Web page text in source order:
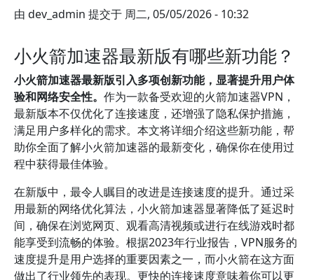
由 dev_admin 提交于 周二, 05/05/2026 - 10:32
小火箭加速器最新版有哪些新功能？
小火箭加速器最新版引入多项创新功能，显著提升用户体
验和网络安全性。 作为一款备受欢迎的火箭加速器VPN，
最新版本不仅优化了连接速度，还增强了隐私保护措施，
满足用户多样化的需求。本文将详细介绍这些新功能，帮
助你全面了解小火箭加速器的最新变化，确保你在使用过
程中获得最佳体验。
在新版中，最令人瞩目的改进是连接速度的提升。通过采
用最新的网络优化算法，小火箭加速器显著降低了延迟时
间，确保在浏览网页、观看高清视频或进行在线游戏时都
能享受到流畅的体验。根据2023年行业报告，VPN服务的
速度提升是用户选择的重要因素之一，而小火箭在这方面
做出了行业领先的表现。更快的连接速度意味着你可以更